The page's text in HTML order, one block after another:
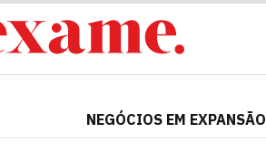
NEGÓCIOS EM EXPANSÃO